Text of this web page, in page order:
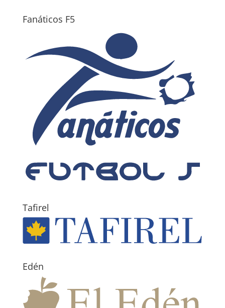
Fanáticos F5
Tafirel
Edén